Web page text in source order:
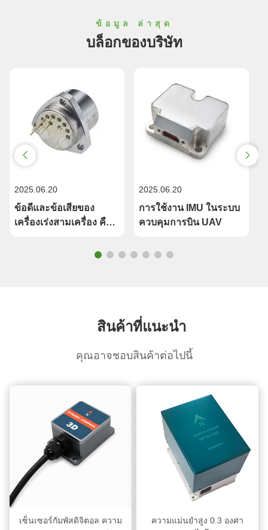
2025.06.20
ข้อดีและข้อเสียของ
เครื่องเร่งสามเครื่อง คือ
2025.06.20
การใช้งาน IMU ในระบบ
ควบคุมการบิน UAV
ข้อมูล ล่าสุด
บล็อกของบริษัท
สินค้าที่แนะนํา
คุณอาจชอบสินค้าต่อไปนี้
เซ็นเซอร์กัมพัสดิจิตอล ความ
ความแม่นยําสูง 0.3 องศา